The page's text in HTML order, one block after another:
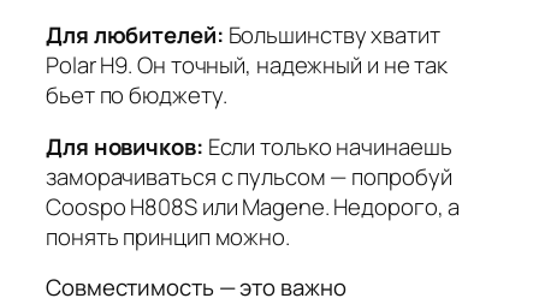
Для любителей: Большинству хватит
Polar H9. Он точный, надежный и не так
бьет по бюджету.
Для новичков: Если только начинаешь
заморачиваться с пульсом — попробуй
Coospo H808S или Magene. Недорого, а
понять принцип можно.
Совместимость — это важно